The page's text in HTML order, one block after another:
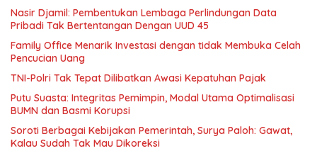
Nasir Djamil: Pembentukan Lembaga Perlindungan Data
Pribadi Tak Bertentangan Dengan UUD 45
Family Office Menarik Investasi dengan tidak Membuka Celah
Pencucian Uang
TNI-Polri Tak Tepat Dilibatkan Awasi Kepatuhan Pajak
Putu Suasta: Integritas Pemimpin, Modal Utama Optimalisasi
BUMN dan Basmi Korupsi
Soroti Berbagai Kebijakan Pemerintah, Surya Paloh: Gawat,
Kalau Sudah Tak Mau Dikoreksi